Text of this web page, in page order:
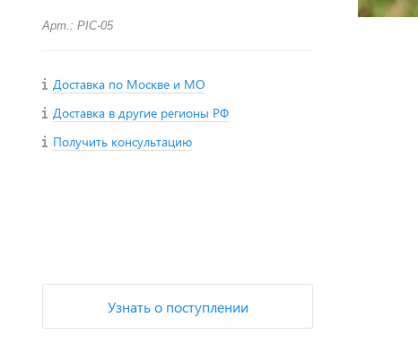
Арт.: PIC-05
Доставка по Москве и МО
Доставка в другие регионы РФ
Получить консультацию
Узнать о поступлении